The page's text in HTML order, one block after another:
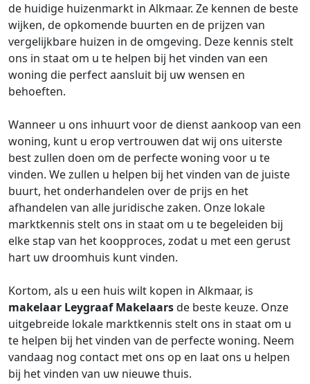
de huidige huizenmarkt in Alkmaar. Ze kennen de beste
wijken, de opkomende buurten en de prijzen van
vergelijkbare huizen in de omgeving. Deze kennis stelt
ons in staat om u te helpen bij het vinden van een
woning die perfect aansluit bij uw wensen en
behoeften.
Wanneer u ons inhuurt voor de dienst aankoop van een
woning, kunt u erop vertrouwen dat wij ons uiterste
best zullen doen om de perfecte woning voor u te
vinden. We zullen u helpen bij het vinden van de juiste
buurt, het onderhandelen over de prijs en het
afhandelen van alle juridische zaken. Onze lokale
marktkennis stelt ons in staat om u te begeleiden bij
elke stap van het koopproces, zodat u met een gerust
hart uw droomhuis kunt vinden.
Kortom, als u een huis wilt kopen in Alkmaar, is
makelaar Leygraaf Makelaarsde beste keuze. Onze
uitgebreide lokale marktkennis stelt ons in staat om u
te helpen bij het vinden van de perfecte woning. Neem
vandaag nog contact met ons op en laat ons u helpen
bij het vinden van uw nieuwe thuis.